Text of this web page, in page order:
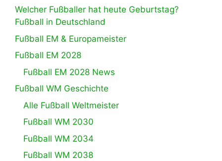
Welcher Fußballer hat heute Geburtstag?
Fußball in Deutschland
Fußball EM & Europameister
Fußball EM 2028
Fußball EM 2028 News
Fußball WM Geschichte
Alle Fußball Weltmeister
Fußball WM 2030
Fußball WM 2034
Fußball WM 2038